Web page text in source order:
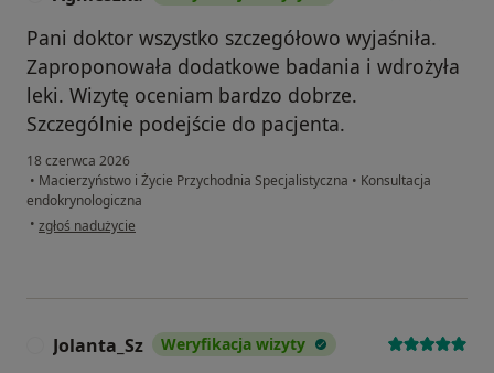
Pani doktor wszystko szczegółowo wyjaśniła.
Zaproponowała dodatkowe badania i wdrożyła
leki. Wizytę oceniam bardzo dobrze.
Szczególnie podejście do pacjenta.
18 czerwca 2026
• Macierzyństwo i Życie Przychodnia Specjalistyczna • Konsultacja
endokrynologiczna
• w opinii użytkownika Agnieszka
zgłoś nadużycie
Jolanta_Sz Weryfikacja wizyty